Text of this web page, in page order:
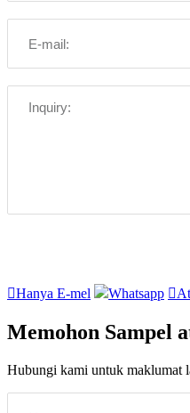
Hanya E-mel Whatsapp 
Memohon Sampel
Hubungi kami untuk maklumat